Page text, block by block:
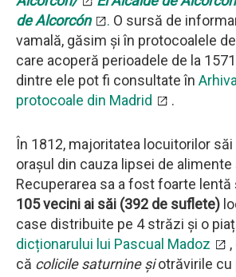
de Alcorcón
. O sursă de
vamală, găsim și în protocoalele
care acoperă perioadele de la
dintre ele pot fi consultate în
protocoale din Madrid
.
În 1812, majoritatea locuitorilor săi
orașul din cauza lipsei de alimente
Recuperarea sa a fost foarte lentă
105 vecini ai săi (392 de suflete)
case distribuite pe 4 străzi și o
dicționarului lui Pascual Madoz
că colicile saturnine șiotrăvirile cu